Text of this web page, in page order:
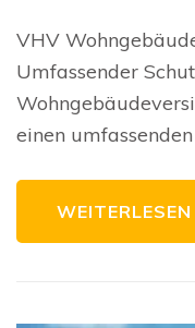
VHV
Umfassender
einen
WEITERLESEN